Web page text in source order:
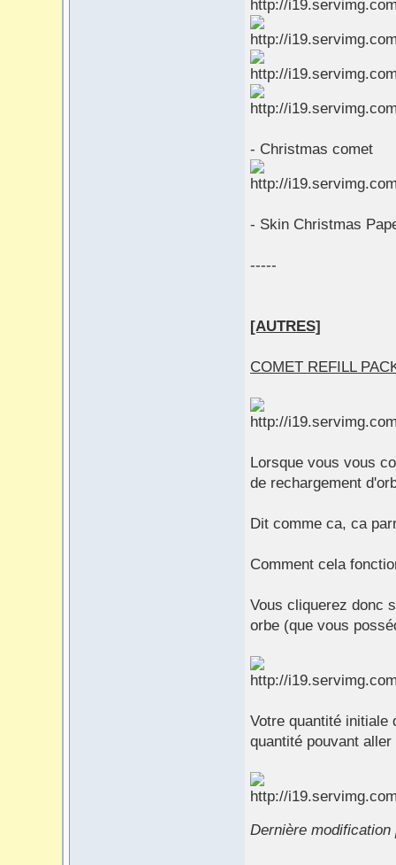
- Christmas comet
- Skin Christmas
-----
[AUTRES]
COMET REFILL
Lorsque vous vous
de rechargement
Dit comme ca, ca
Comment cela
Vous cliquerez donc
orbe (que vous
Votre quantité initiale
quantité pouvant
Dernière modification